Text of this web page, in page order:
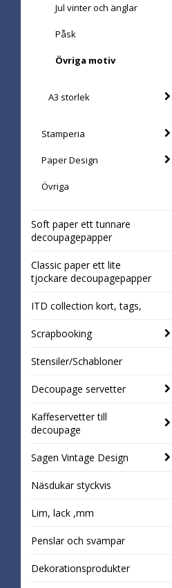
Jul vinter och änglar
Påsk
Övriga motiv
A3 storlek
Stamperia
Paper Design
Övriga
Soft paper ett tunnare
decoupagepapper
Classic paper ett lite
tjockare decoupagepapper
ITD collection kort, tags,
Scrapbooking
Stensiler/Schabloner
Decoupage servetter
Kaffeservetter till
decoupage
Sagen Vintage Design
Näsdukar styckvis
Lim, lack ,mm
Penslar och svampar
Dekorationsprodukter